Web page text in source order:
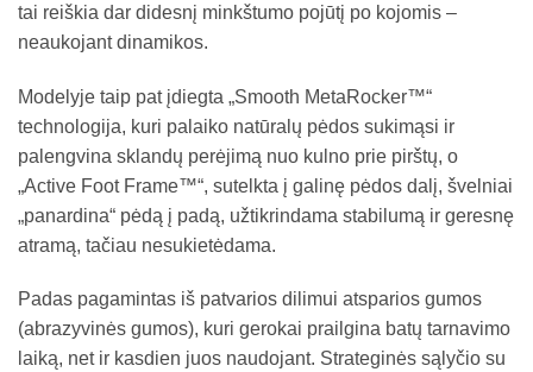
tai reiškia dar didesnį minkštumo pojūtį po kojomis –
neaukojant dinamikos.
Modelyje taip pat įdiegta „Smooth MetaRocker™“
technologija, kuri palaiko natūralų pėdos sukimąsi ir
palengvina sklandų perėjimą nuo kulno prie pirštų, o
„Active Foot Frame™“, sutelkta į galinę pėdos dalį, švelniai
„panardina“ pėdą į padą, užtikrindama stabilumą ir geresnę
atramą, tačiau nesukietėdama.
Padas pagamintas iš patvarios dilimui atsparios gumos
(abrazyvinės gumos), kuri gerokai prailgina batų tarnavimo
laiką, net ir kasdien juos naudojant. Strateginės sąlyčio su